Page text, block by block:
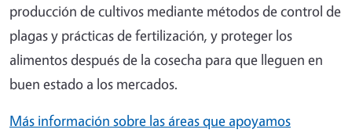
producción de cultivos mediante métodos de control de
plagas y prácticas de fertilización, y proteger los
alimentos después de la cosecha para que lleguen en
buen estado a los mercados.
Más información sobre las áreas que apoyamos